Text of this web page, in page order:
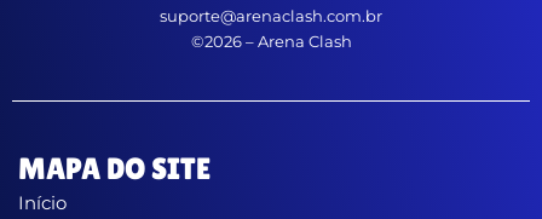
suporte@arenaclash.com.br
©2026 – Arena Clash
MAPA DO SITE
Início